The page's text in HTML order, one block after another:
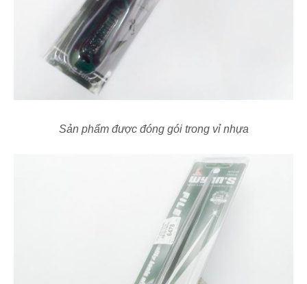
Sản phẩm được đóng gói trong vỉ nhựa